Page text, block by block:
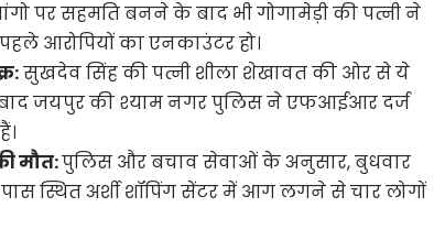
पर सहमति बनने के बाद भी गोगामेड़ी की पत्नी ने
आरोपियों का एनकाउंटर हो।
सुखदेव सिंह की पत्नी शीला शेखावत की ओर से ये
बाद जयपुर की श्याम नगर पुलिस ने एफआईआर दर्ज
मौत:पुलिस और बचाव सेवाओं के अनुसार, बुधवार
स्थित अर्शी शॉपिंग सेंटर में आग लगने से चार लोगों